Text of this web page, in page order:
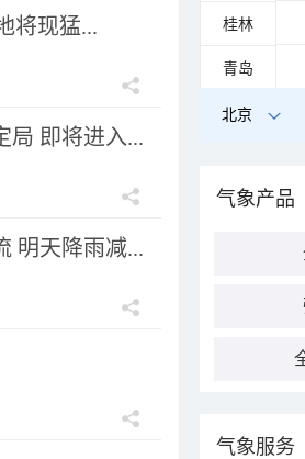
将现猛...
局 即将进入...
明天降雨减...
桂林
青岛
北京
气象产品
气象服务